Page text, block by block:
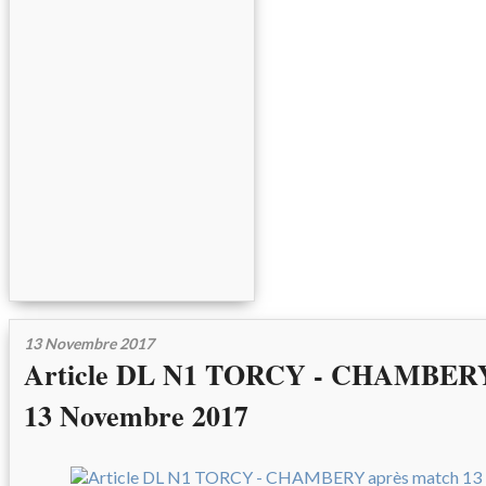
13 Novembre 2017
Article DL N1 TORCY -
13 Novembre 2017